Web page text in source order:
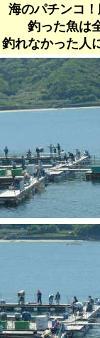
海のパチンコ
釣った魚は
釣れなかった人